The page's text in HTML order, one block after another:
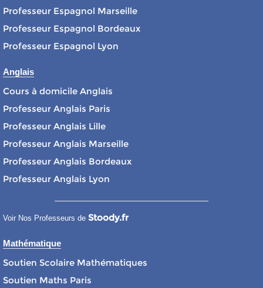
Professeur Espagnol Marseille
Professeur Espagnol Bordeaux
Professeur Espagnol Lyon
Anglais
Cours à domicile Anglais
Professeur Anglais Paris
Professeur Anglais Lille
Professeur Anglais Marseille
Professeur Anglais Bordeaux
Professeur Anglais Lyon
Voir Nos Professeurs de Stoody.fr
Mathématique
Soutien Scolaire Mathématiques
Soutien Maths Paris